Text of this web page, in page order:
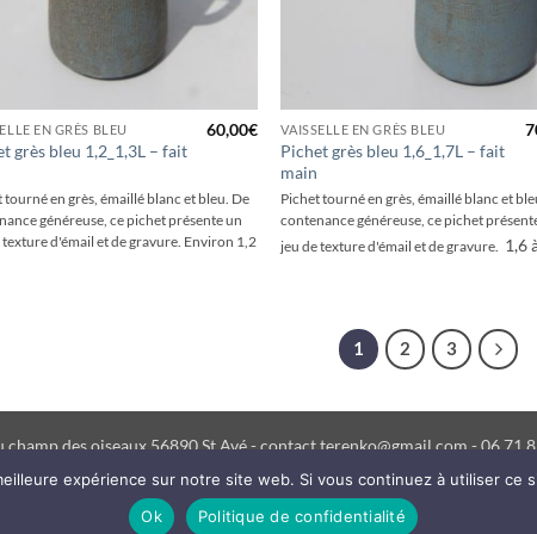
EN GRÈS BLEU
grès bleu 1,2_1,3L – fait
60,00€
tourné en grès, émaillé blanc et bleu. De
généreuse, ce pichet présente un
texture d'émail et de gravure. Environ 1,2
VAISSELLE EN GRÈS BLEU
Pichet grès bleu 1,6_1,7L – fait
main
Pichet tourné en grès, émaillé blanc et
contenance généreuse, ce pichet
jeu de texture d'émail et de gravure.
1,6
1 2 3
des oiseaux 56890 St Avé - contact.terenko@gmail.com - 06 71
GÉNÉRALES DE VENTES MENTIONS LÉGALES RECAPTCHA
Copyright 2026 ©Terenko
expérience sur notre site web. Si vous continuez à utiliser ce
Ok
Politique de confidentialité